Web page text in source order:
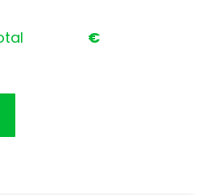
€